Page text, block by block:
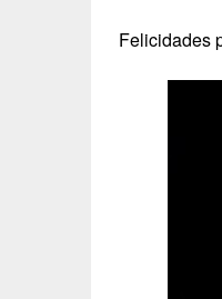
Felicidades